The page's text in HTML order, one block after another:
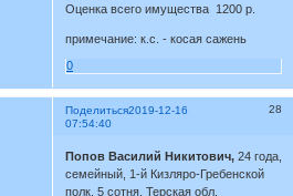
Оценка всего имущества 1200 р.
примечание: к.с. - косая сажень
0
Поделиться 28
2019-12-16
07:54:40
Попов Василий Никитович, 24 года,
семейный, 1-й Кизляро-Гребенской
полк, 5 сотня, Терская обл.